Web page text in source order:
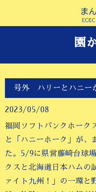
園
号外 ハリーとハニー
2023/05/08
福岡ソフトバンクホーク
と「ハニーホーク」が、
た。5/9に県営藤崎台球
クスと北海道日本ハムの
ァイト九州！」の一環と